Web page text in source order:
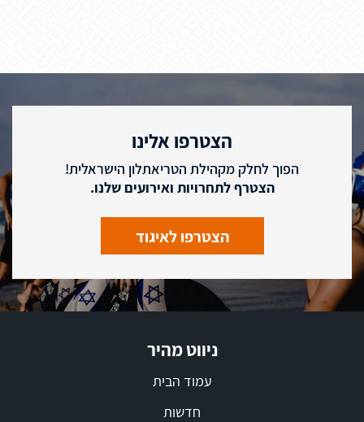
הצטרפו אלינו
הפוך לחלק מקהילת הטריאתלון הישראלית!
הצטרף לתחרויות ואירועים שלנו.
הצטרפו לאיגוד
ניווט מהיר
עמוד הבית
חדשות